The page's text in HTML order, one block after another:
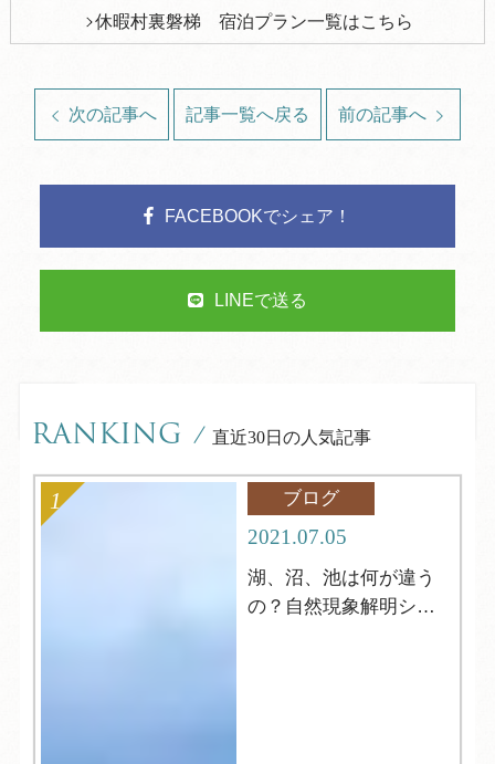
休暇村裏磐梯 宿泊プラン一覧はこちら
次の記事へ 記事一覧へ戻る 前の記事へ
FACEBOOKでシェア！
LINEで送る
RANKING / 直近30日の人気記事
ブログ
2021.07.05
湖、沼、池は何が違う
の？自然現象解明シリ